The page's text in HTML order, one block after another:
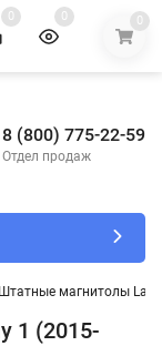
0 0 0
8 (800) 775-22-59
Отдел продаж
Штатные магнитолы
1 (2015-